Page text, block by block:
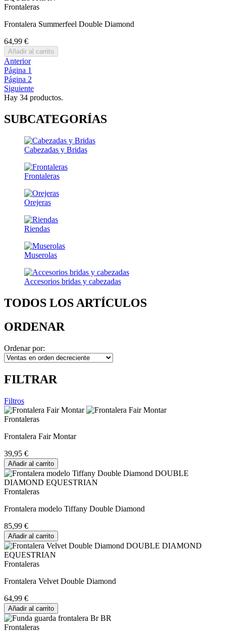
Frontaleras
Frontalera Summerfeel Double Diamond
64,99 €
Añadir al carrito
Anterior
Página 1
Página 2
Siguiente
Hay 34 productos.
SUBCATEGORÍAS
Cabezadas y Bridas
Frontaleras
Orejeras
Riendas
Muserolas
Accesorios bridas y cabezadas
TODOS LOS ARTÍCULOS
ORDENAR
Ordenar por:
FILTRAR
Filtros
Frontaleras
Frontalera Fair Montar
39,95 €
Añadir al carrito
Frontaleras
Frontalera modelo Tiffany Double Diamond
85,99 €
Añadir al carrito
Frontaleras
Frontalera Velvet Double Diamond
64,99 €
Añadir al carrito
Frontaleras